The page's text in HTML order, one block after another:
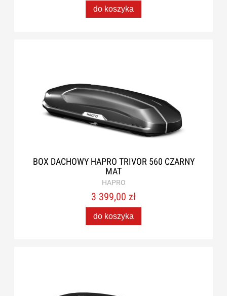
do koszyka
BOX DACHOWY HAPRO TRIVOR 560 CZARNY
MAT
HAPRO
3 399,00 zł
do koszyka